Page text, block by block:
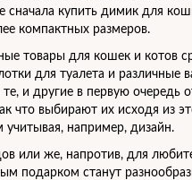
сначала купить димик для
компактных размеров.
товары для кошек и котов
для туалета и различные
и другие в первую очередь
что выбирают их исходя из
учитывая, например, дизайн.
или же, напротив, для
подарком станут